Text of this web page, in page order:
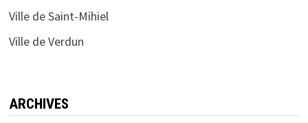
Ville de Saint-Mihiel
Ville de Verdun
ARCHIVES